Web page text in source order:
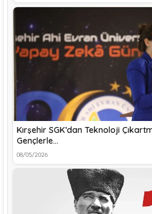
Kırşehir SGK’dan Teknoloji
Gençlerle…
08/05/2026